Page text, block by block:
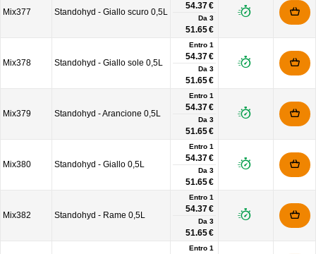
Mix377 Standohyd - Giallo scuro 0,5L
54.37 €
Da 3
51.65 €
Mix378 Standohyd - Giallo sole 0,5L
Entro 1
54.37 €
Da 3
51.65 €
Mix379 Standohyd - Arancione 0,5L
Entro 1
54.37 €
Da 3
51.65 €
Mix380 Standohyd - Giallo 0,5L
Entro 1
54.37 €
Da 3
51.65 €
Mix382 Standohyd - Rame 0,5L
Entro 1
54.37 €
Da 3
51.65 €
Entro 1